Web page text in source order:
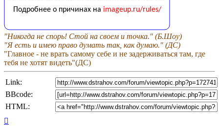
"Никогда не спорь! Стой на своем и точка." (Б.Шоу)
"Я есть и имею право думать так, как думаю." (ДС)
"Главное - не врать самому себе и не задерживаться там, где
тебя не хотят видеть"(ДС)
Link:
BBcode:
HTML: